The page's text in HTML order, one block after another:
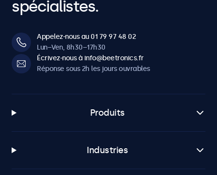
spécialistes.
Appelez-nous au 01 79 97 48 02
Lun–Ven, 8h30–17h30
Écrivez-nous à info@beetronics.fr
Réponse sous 2h les jours ouvrables
Produits
Industries